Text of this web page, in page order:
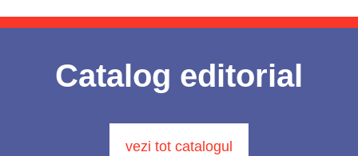
Catalog editorial
vezi tot catalogul